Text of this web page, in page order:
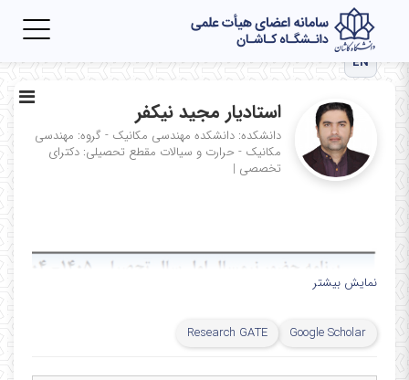
EN
استادیار مجید نیکفر
دانشکده: دانشکده مهندسی مکانیک - گروه: مهندسی
مکانیک - حرارت و سیالات مقطع تحصیلی: دکترای
تخصصی |
نمایش بیشتر
Google Scholar
Research GATE